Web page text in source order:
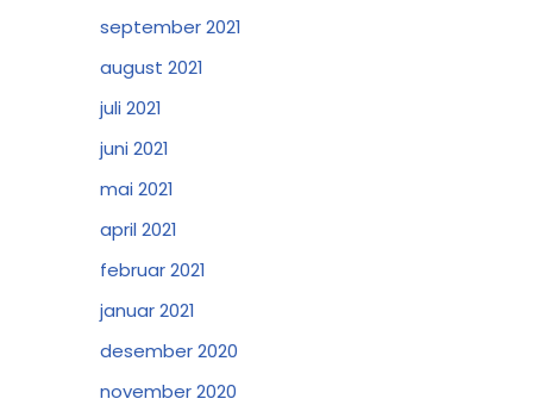
september 2021
august 2021
juli 2021
juni 2021
mai 2021
april 2021
februar 2021
januar 2021
desember 2020
november 2020